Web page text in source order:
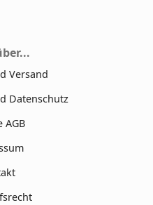
Versand
Datenschutz
AGB